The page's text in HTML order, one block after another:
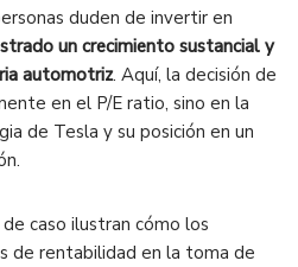
duden de invertir en
un crecimiento sustancial y
automotriz. Aquí, la decisión de
en el P/E ratio, sino en la
de Tesla y su posición en un
caso ilustran cómo los
de rentabilidad en la toma de